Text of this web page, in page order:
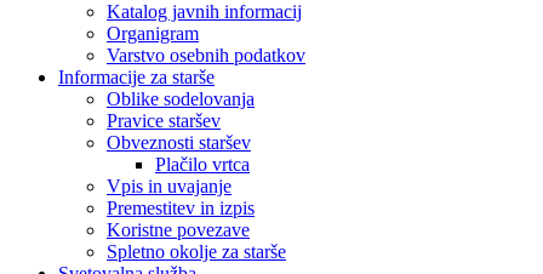
Katalog javnih informacij
Organigram
Varstvo osebnih podatkov
Informacije za starše
Oblike sodelovanja
Pravice staršev
Obveznosti staršev
Plačilo vrtca
Vpis in uvajanje
Premestitev in izpis
Koristne povezave
Spletno okolje za starše